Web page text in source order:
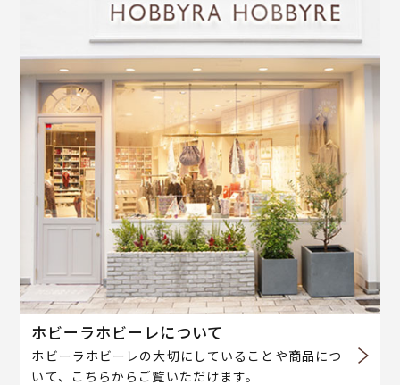
ホビーラホビーレについて
ホビーラホビーレの大切にしていることや商品につ
いて、こちらからご覧いただけます。